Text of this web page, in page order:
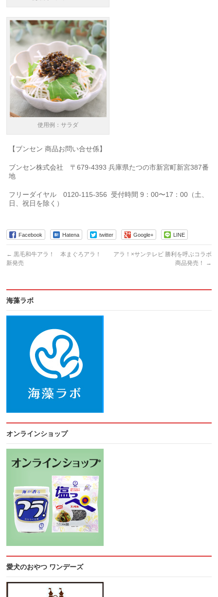
使用例：サラダ
【ブンセン 商品お問い合せ係】
ブンセン株式会社 〒679-4393 兵庫県たつの市新宮町新宮387番
地
フリーダイヤル 0120-115-356 受付時間 9：00〜17：00（土、
日、祝日を除く）
Facebook Hatena twitter Google+ LINE
← 黒毛和牛アラ！ 本まぐろアラ！
新発売
アラ！×サンテレビ 勝利を呼ぶコラボ
商品発売！
→
海藻ラボ
オンラインショップ
愛犬のおやつ ワンデーズ